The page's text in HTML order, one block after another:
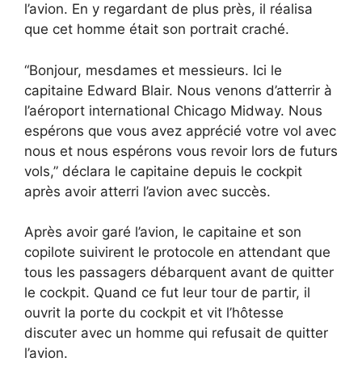
l’avion. En y regardant de plus près, il réalisa
que cet homme était son portrait craché.
“Bonjour, mesdames et messieurs. Ici le
capitaine Edward Blair. Nous venons d’atterrir à
l’aéroport international Chicago Midway. Nous
espérons que vous avez apprécié votre vol avec
nous et nous espérons vous revoir lors de futurs
vols,” déclara le capitaine depuis le cockpit
après avoir atterri l’avion avec succès.
Après avoir garé l’avion, le capitaine et son
copilote suivirent le protocole en attendant que
tous les passagers débarquent avant de quitter
le cockpit. Quand ce fut leur tour de partir, il
ouvrit la porte du cockpit et vit l’hôtesse
discuter avec un homme qui refusait de quitter
l’avion.